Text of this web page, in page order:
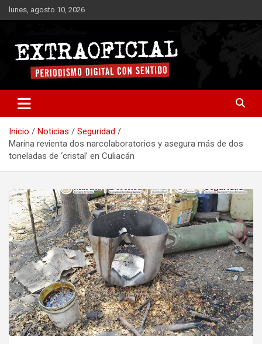
Saltar
al
lunes, agosto 10, 2026
Extraoficial
Inicio Noticias
Seguridad
Marina revienta dos narcolaboratorios y asegura más de dos
toneladas de ‘cristal’ en Culiacán